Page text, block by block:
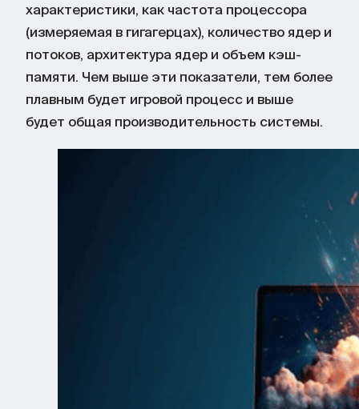
характеристики, как частота процессора
(измеряемая в гигагерцах), количество ядер и
потоков, архитектура ядер и объем кэш-
памяти. Чем выше эти показатели, тем более
плавным будет игровой процесс и выше
будет общая производительность системы.